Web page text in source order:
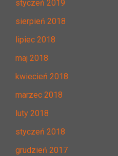
styczeń 2019
sierpień 2018
lipiec 2018
maj 2018
kwiecień 2018
marzec 2018
luty 2018
styczeń 2018
grudzień 2017